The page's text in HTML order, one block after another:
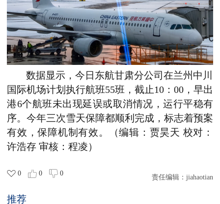
数据显示，今日东航甘肃分公司在兰州中川
国际机场计划执行航班55班，截止10：00，早出
港6个航班未出现延误或取消情况，运行平稳有
序。今年三次雪天保障都顺利完成，标志着预案
有效，保障机制有效。（编辑：贾昊天 校对：
许浩存 审核：程凌）
0 0 0
责任编辑： jiahaotian
推荐